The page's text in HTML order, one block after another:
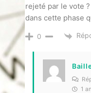
rejeté par le vote
dans cette phase
0
1